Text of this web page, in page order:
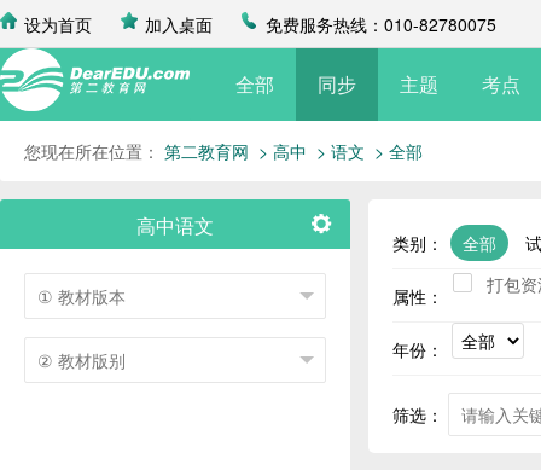
设为首页 加入桌面 免费服务热线：010-82780075
全部 同步 主题 考点
您现在所在位置： 第二教育网 > 高中 > 语文 > 全部
高中语文
类别： 全部
属性：
打包
年份：
筛选：